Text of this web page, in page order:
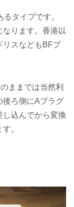
タイプです。
ります。香港以
リスなどもBFプ
ままでは当然利
後ろ側にAプラグ
し込んでから変換
。